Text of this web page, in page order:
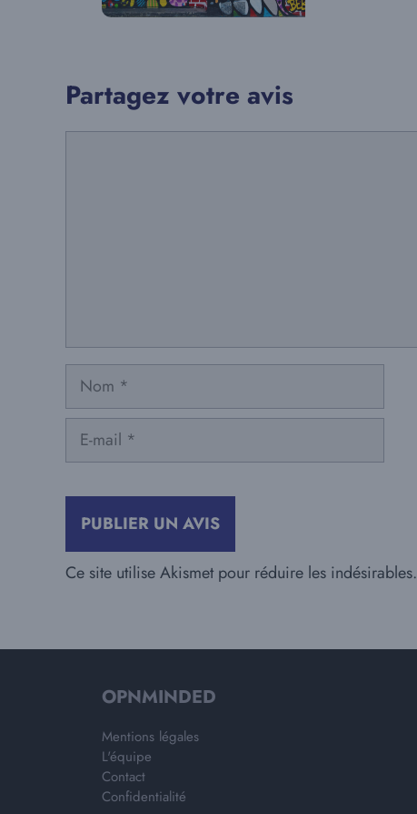
Partagez votre avis
Nom
mail
Ce site utilise Akismet pour réduire les indésirables.
OPNMINDED
Mentions légales
L'équipe
Contact
Confidentialité